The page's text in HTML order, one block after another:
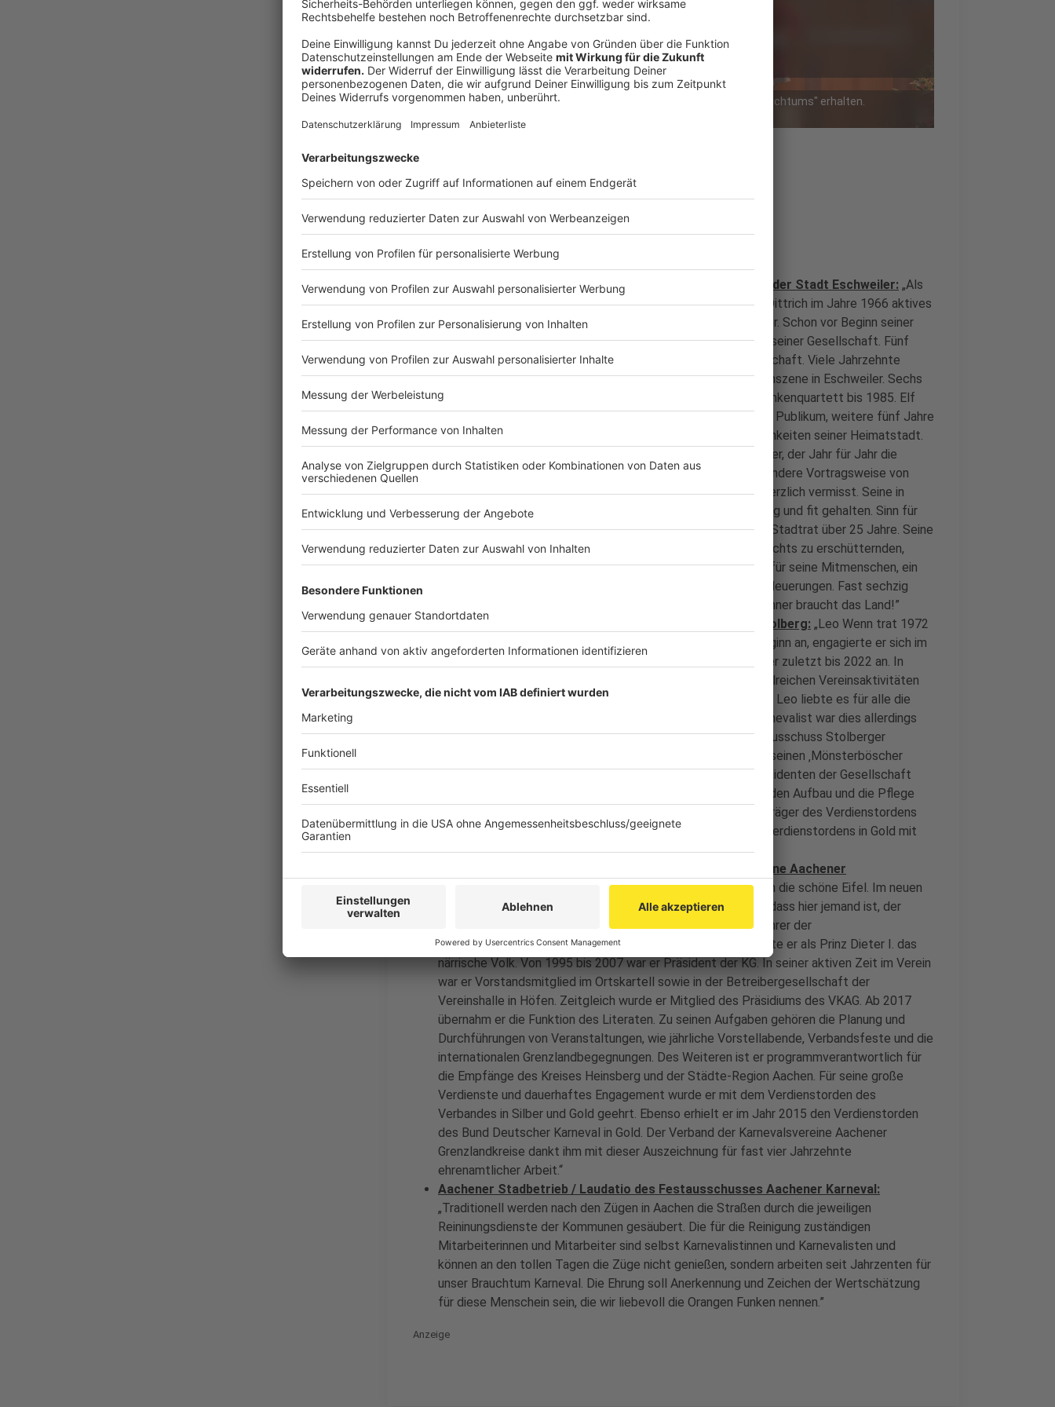
Leo Wenn aus Stolberg hat im Landtag den Orden "Würdigung des Brauchtums" erhalten.
Franz-Josef Dittrich / Laudatio des Karnevals-Komitees der Stadt Eschweiler: „Als
Teenager im zarten Alter von 18 Jahren wurde Franz-Josef Dittrich im Jahre 1966 aktives
Mitglied der KG Blaue Funken Artillerie von 1928 in Eschweiler. Schon vor Beginn seiner
aktiven Karnevalskarriere war er Mitglied des Fanfarencorps seiner Gesellschaft. Fünf
Jahre lang war er Vorsitzender dieser musikalischen Gemeinschaft. Viele Jahrzehnte
bereicherte er mit Gesang und Büttenreden die Vortragendenszene in Eschweiler. Sechs
Jahre war er Damenredner seiner Gesellschaft, er sang im Funkenquartett bis 1985. Elf
Jahre begeisterte er als "Jüppche vam Jraav" sein närrisches Publikum, weitere fünf Jahre
persiflierte er als Nachtwächter Geschehnisse und Persönlichkeiten seiner Heimatstadt.
"Jüppche vam Jraav" krönt den Karnevalsbrunnen in Eschweiler, der Jahr für Jahr die
Fastelovendsjecken aus Eschweiler um sich schart. Die besondere Vortragsweise von
Franz-Josef Dittrich gibt es heute nicht mehr. Sie wird schmerzlich vermisst. Seine in
vielen Dingen unerschütterliche Agilität hat ihn zeitlebens jung und fit gehalten. Sinn für
das Gemeinwohl unterstreicht seine Tätigkeit im Eschweiler Stadtrat über 25 Jahre. Seine
Liebe für den 1.FC Köln spricht für seinen Humor und durch nichts zu erschütternden,
starken Charakter. Ein starker Charakter mit subtilem Gefühl für seine Mitmenschen, ein
Mensch verwurzelt in der Tradition, aber offen für sinnvolle Neuerungen. Fast sechzig
Jahre Blauer Funke und in diesem Jahr Goldprinz - solche Männer braucht das Land!”
Leo Wenn / Laudatio des Karnevalskomitee der Stadt Stolberg: „Leo Wenn trat 1972
in die Garde der KG Mönsterböscher Jonge 1957 ein. Von Beginn an, engagierte er sich im
Bereich des Bühnen- und Wagenbaus. Dem Elferrat gehörte er zuletzt bis 2022 an. In
seiner gesamten aktiven Zeit war er federführend für die zahlreichen Vereinsaktivitäten
zuständig. Egal ob Wanderungen oder Gesellschaftsausflüge, Leo liebte es für alle die
Planung zu übernehmen. Als ein waschechter Stolberger Karnevalist war dies allerdings
noch nicht genug. Von 1979 bis 1985 engagierte er sich im ‚Ausschuss Stolberger
Karneval‘. Ebenfalls von 1979 bis 1998 wurde Leo Wenn von seinen ‚Mönsterböscher
Jonge‘ zum Vizepräsidenten und von 1998 bis 2007 zum Präsidenten der Gesellschaft
gewählt und setzte sich in seiner gesamten aktiven Zeit für den Aufbau und die Pflege
der Kinder- und Jugendarbeit im Karneval ein. Leo Wenn ist Träger des Verdienstordens
des Karnevalskomitees der Stadt Stolberg sowie des BDK Verdienstordens in Gold mit
Brillanten.“
Dieter Stupp / Laudatio des Verbands der Karnevalsvereine Aachener
„Dieter Stupp zog im Jahr 1989 von Köln in die schöne Eifel. Im neuen
Heimatdorf Monschau-Höfen stellte man sehr schnell fest, dass hier jemand ist, der
anpacken kann. Noch im gleichen Jahr wurde er Geschäftsführer der
Karnevalsgesellschaft ‚Biebesse‘ Höfen. Im Jahr 1995 regierte er als Prinz Dieter I. das
närrische Volk. Von 1995 bis 2007 war er Präsident der KG. In seiner aktiven Zeit im Verein
war er Vorstandsmitglied im Ortskartell sowie in der Betreibergesellschaft der
Vereinshalle in Höfen. Zeitgleich wurde er Mitglied des Präsidiums des VKAG. Ab 2017
übernahm er die Funktion des Literaten. Zu seinen Aufgaben gehören die Planung und
Durchführungen von Veranstaltungen, wie jährliche Vorstellabende, Verbandsfeste und die
internationalen Grenzlandbegegnungen. Des Weiteren ist er programmverantwortlich für
die Empfänge des Kreises Heinsberg und der Städte-Region Aachen. Für seine große
Verdienste und dauerhaftes Engagement wurde er mit dem Verdienstorden des
Verbandes in Silber und Gold geehrt. Ebenso erhielt er im Jahr 2015 den Verdienstorden
des Bund Deutscher Karneval in Gold. Der Verband der Karnevalsvereine Aachener
Grenzlandkreise dankt ihm mit dieser Auszeichnung für fast vier Jahrzehnte
ehrenamtlicher Arbeit.“
Aachener Stadbetrieb / Laudatio des Festausschusses Aachener Karneval:
„Traditionell werden nach den Zügen in Aachen die Straßen durch die jeweiligen
Reininungsdienste der Kommunen gesäubert. Die für die Reinigung zuständigen
Mitarbeiterinnen und Mitarbeiter sind selbst Karnevalistinnen und Karnevalisten und
können an den tollen Tagen die Züge nicht genießen, sondern arbeiten seit Jahrzenten für
unser Brauchtum Karneval. Die Ehrung soll Anerkennung und Zeichen der Wertschätzung
für diese Menschein sein, die wir liebevoll die Orangen Funken nennen.”
Anzeige